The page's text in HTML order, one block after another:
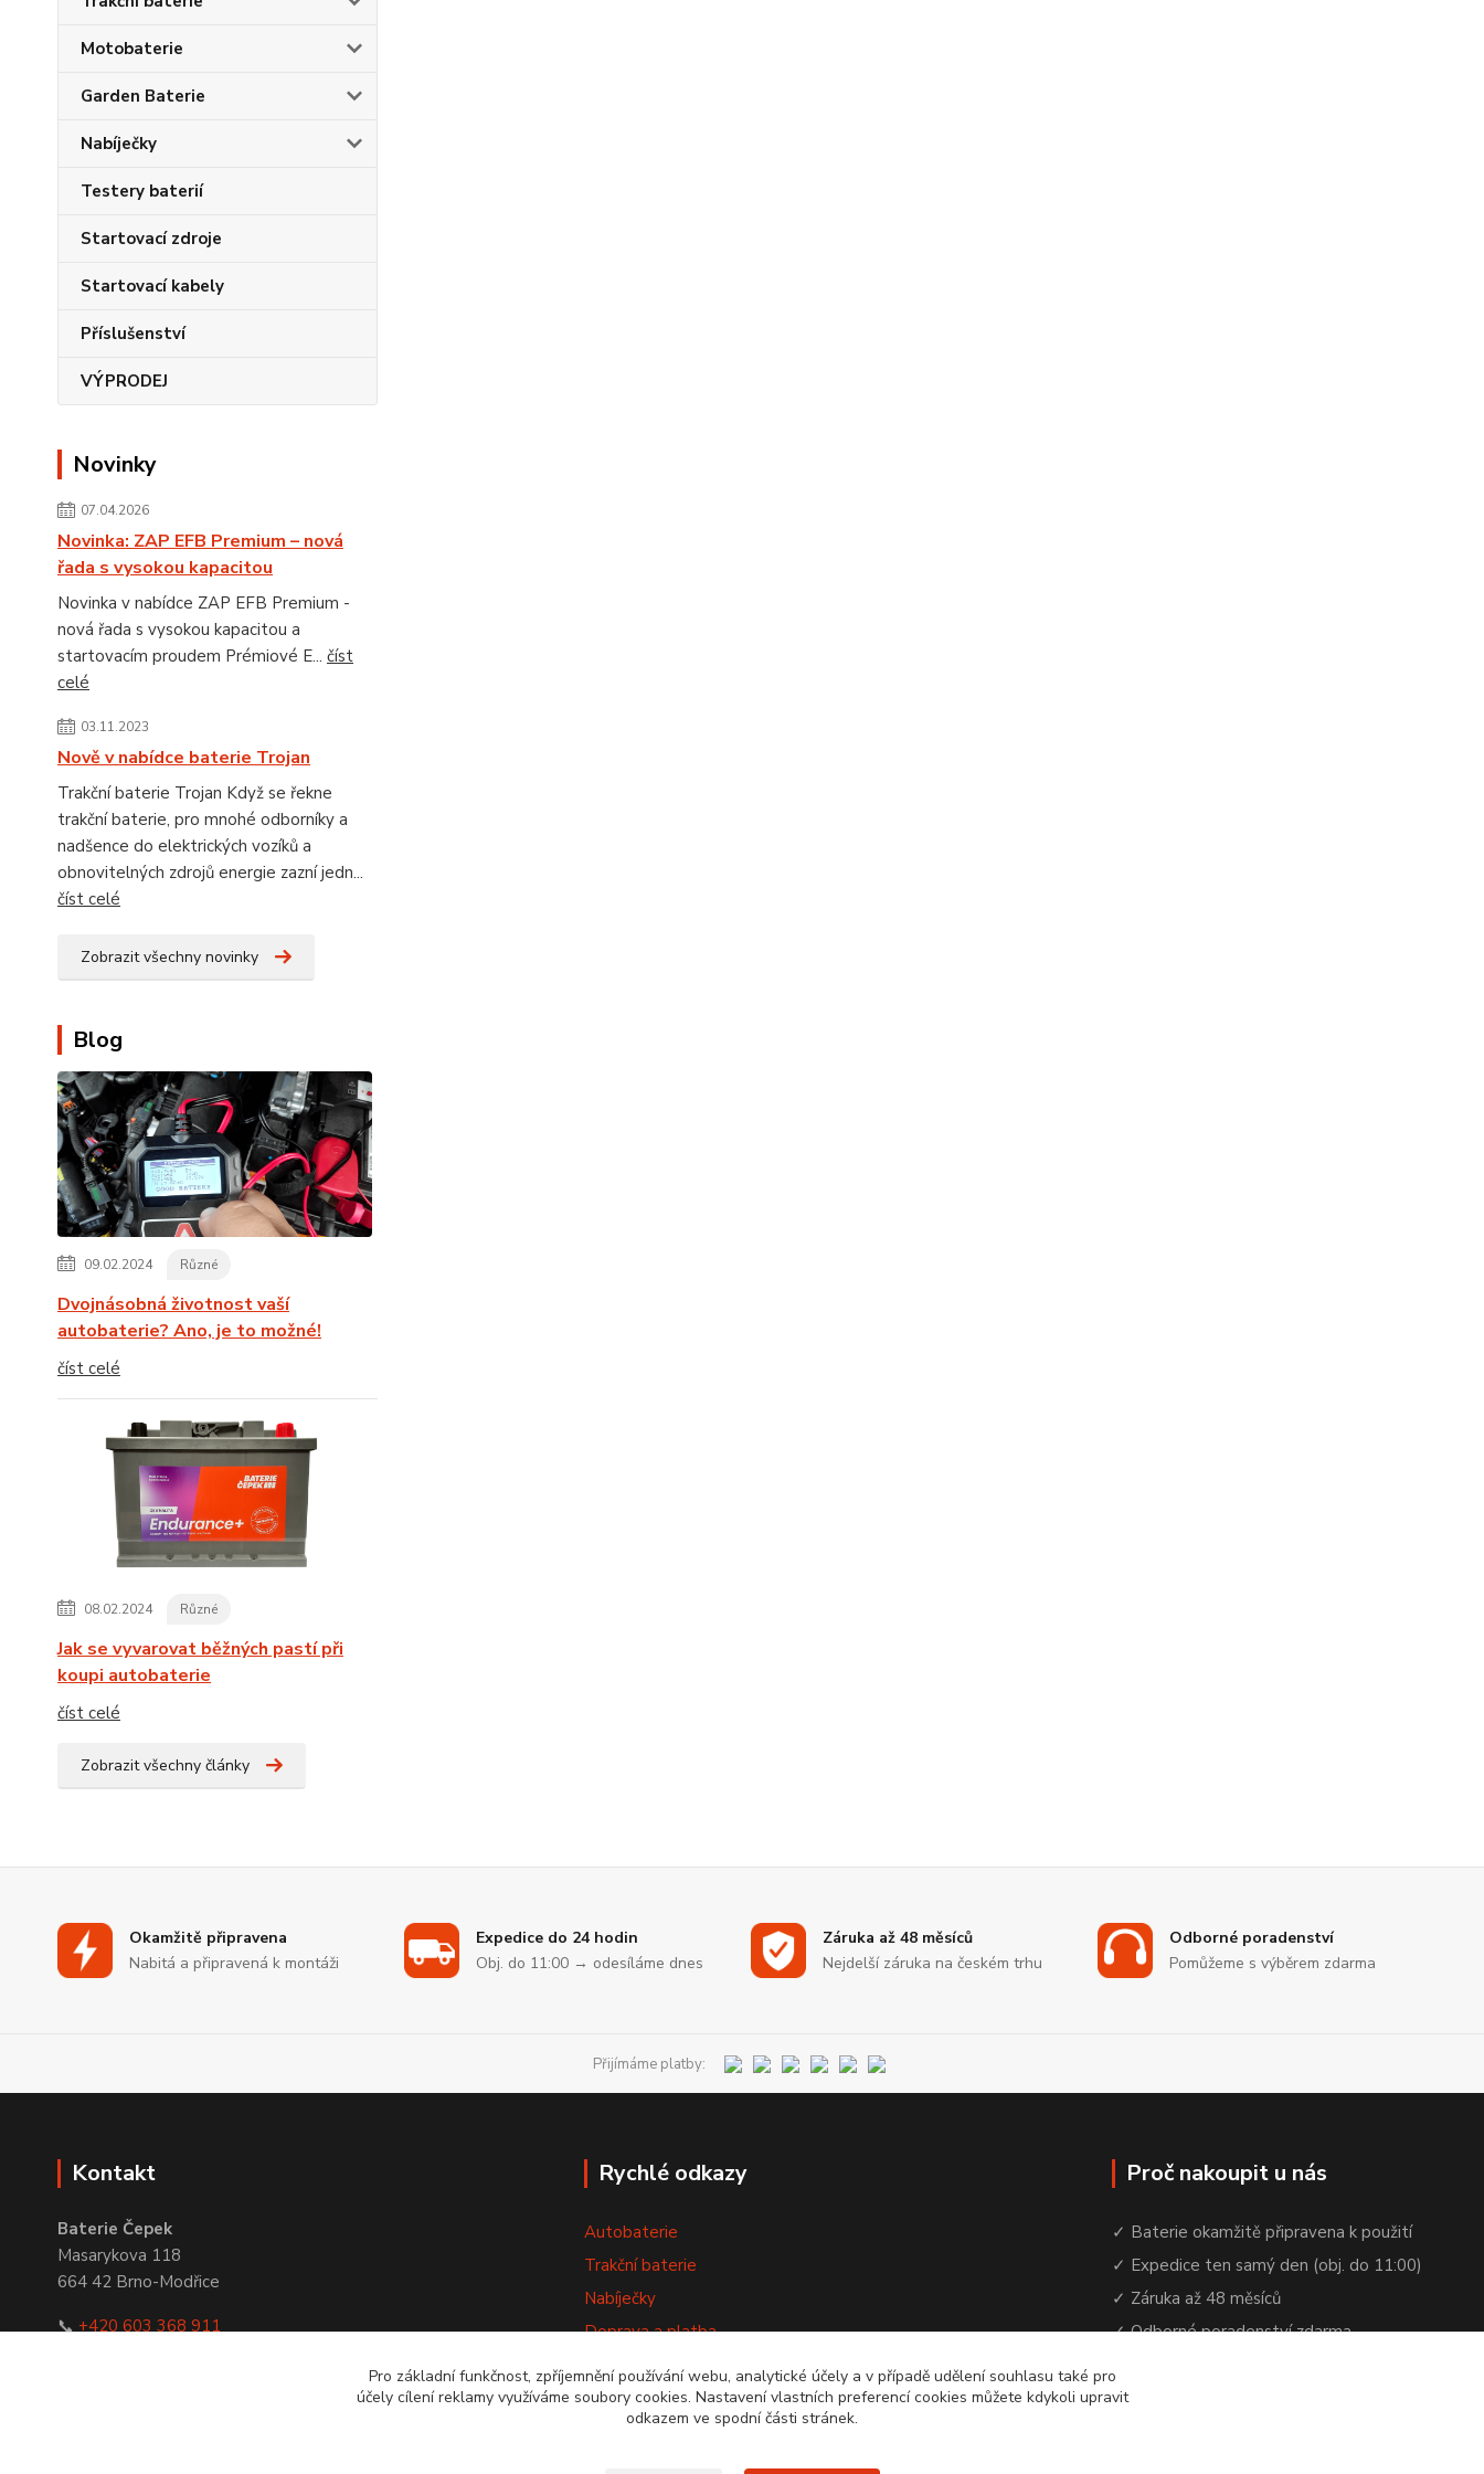
Motobaterie
Garden Baterie
Nabíječky
Testery baterií
Startovací zdroje
Startovací kabely
Příslušenství
VÝPRODEJ
Novinky
07.04.2026
Novinka: ZAP EFB Premium – nová
řada s vysokou kapacitou
Novinka v nabídce ZAP EFB Premium -
nová řada s vysokou kapacitou a
startovacím proudem Prémiové E... číst
celé
03.11.2023
Nově v nabídce baterie Trojan
Trakční baterie Trojan Když se řekne
trakční baterie, pro mnohé odborníky a
nadšence do elektrických vozíků a
obnovitelných zdrojů energie zazní jedn...
číst celé
Zobrazit všechny novinky
Blog
09.02.2024 Různé
Dvojnásobná životnost vaší
autobaterie? Ano, je to možné!
číst celé
08.02.2024 Různé
Jak se vyvarovat běžných pastí při
koupi autobaterie
číst celé
Zobrazit všechny články
Okamžitě připravena
Nabitá a připravená k montáži
Expedice do 24 hodin
Obj. do 11:00 → odesíláme dnes
Záruka až 48 měsíců
Nejdelší záruka na českém trhu
Odborné poradenství
Pomůžeme s výběrem zdarma
Přijímáme platby:
Kontakt
Baterie Čepek
Masarykova 118
664 42 Brno-Modřice
📞+420 603 368 911
Rychlé odkazy
Autobaterie
Trakční baterie
Nabíječky
Doprava a platba
Výměna baterie
Obchodní podmínky
Proč nakoupit u nás
✓ Baterie okamžitě připravena k použití
✓ Expedice ten samý den (obj. do 11:00)
✓ Záruka až 48 měsíců
✓ Odborné poradenství zdarma
✓ YouTube kanál s návody a testy baterií
Pro základní funkčnost, zpříjemnění používání webu, analytické účely a v případě udělení souhlasu také pro
účely cílení reklamy využíváme soubory cookies. Nastavení vlastních preferencí cookies můžete kdykoli upravit
odkazem ve spodní části stránek.